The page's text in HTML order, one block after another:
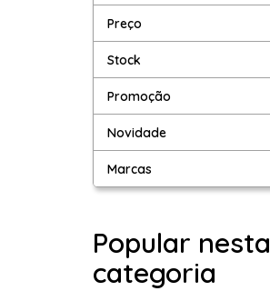
Preço
Stock
Promoção
Novidade
Marcas
Popular nesta
categoria